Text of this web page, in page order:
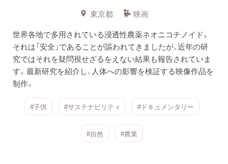
東京都
映画
世界各地で多用されている浸透性農薬ネオニコチノイド。
それは「安全」であることが謳われてきましたが、近年の研
究ではそれを疑問視せざるをえない結果も報告されていま
す。最新研究を紹介し、人体への影響を検証する映像作品を
制作。
#子供 #サステナビリティ #ドキュメンタリー
#自然 #農業